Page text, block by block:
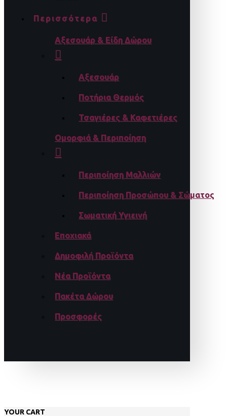
Περισσότερα
Αξεσουάρ & Είδη Δώρου
Αξεσουάρ
Ποτήρια Θερμός
Τσαγιέρες & Καφετιέρες
Ομορφιά & Περιποίηση
Περιποίηση Μαλλιών
Περιποίηση Προσώπου & Σώματος
Σωματική Υγιεινή
Εποχιακά
Δημοφιλή Προϊόντα
Νέα Προϊόντα
Πακέτα Δώρου
Προσφορές
YOUR CART